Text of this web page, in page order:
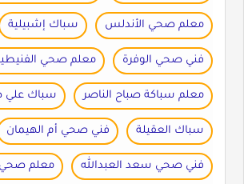
معلم صحي الأندلس سباك إشبيلية
فني صحي الوفرة معلم صحي
معلم سباكة صباح الناصر سباك علي
سباك العقيلة فني صحي أم الهيمان
فني صحي سعد العبدالله معلم